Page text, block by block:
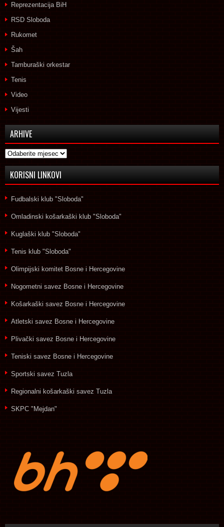
Reprezentacija BiH
RSD Sloboda
Rukomet
Šah
Tamburaški orkestar
Tenis
Video
Vijesti
ARHIVE
Arhive
KORISNI LINKOVI
Fudbalski klub "Sloboda"
Omladinski košarkaški klub "Sloboda"
Kuglaški klub "Sloboda"
Tenis klub "Sloboda"
Olimpijski komitet Bosne i Hercegovine
Nogometni savez Bosne i Hercegovine
Košarkaški savez Bosne i Hercegovine
Atletski savez Bosne i Hercegovine
Plivački savez Bosne i Hercegovine
Teniski savez Bosne i Hercegovine
Sportski savez Tuzla
Regionalni košarkaški savez Tuzla
SKPC "Mejdan"